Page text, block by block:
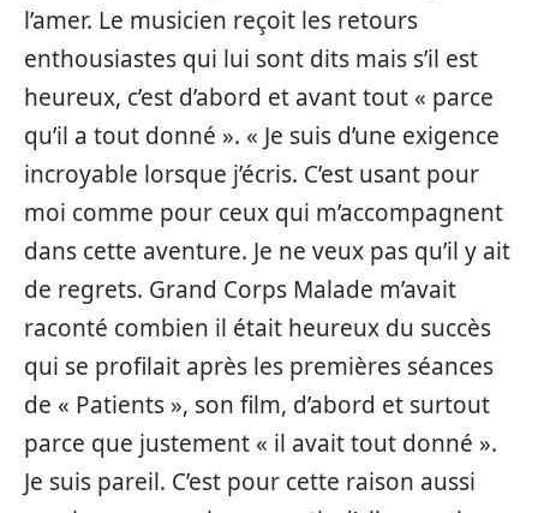
l’amer. Le musicien reçoit les retours
enthousiastes qui lui sont dits mais s’il est
heureux, c’est d’abord et avant tout « parce
qu’il a tout donné ». « Je suis d’une exigence
incroyable lorsque j’écris. C’est usant pour
moi comme pour ceux qui m’accompagnent
dans cette aventure. Je ne veux pas qu’il y ait
de regrets. Grand Corps Malade m’avait
raconté combien il était heureux du succès
qui se profilait après les premières séances
de « Patients », son film, d’abord et surtout
parce que justement « il avait tout donné ».
Je suis pareil. C’est pour cette raison aussi